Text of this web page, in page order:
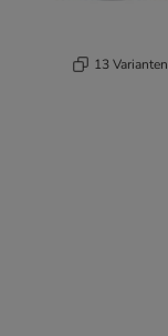
13 Varianten